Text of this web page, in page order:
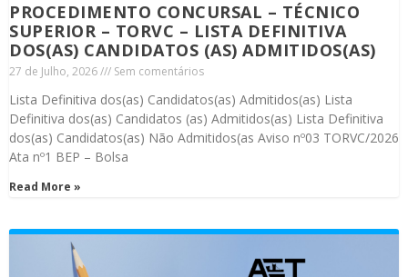
PROCEDIMENTO CONCURSAL – TÉCNICO
SUPERIOR – TORVC – LISTA DEFINITIVA
DOS(AS) CANDIDATOS (AS) ADMITIDOS(AS)
27 de Julho, 2026 Sem comentários
Lista Definitiva dos(as) Candidatos(as) Admitidos(as) Lista
Definitiva dos(as) Candidatos (as) Admitidos(as) Lista Definitiva
dos(as) Candidatos(as) Não Admitidos(as Aviso nº03 TORVC/2026
Ata nº1 BEP – Bolsa
Read More »